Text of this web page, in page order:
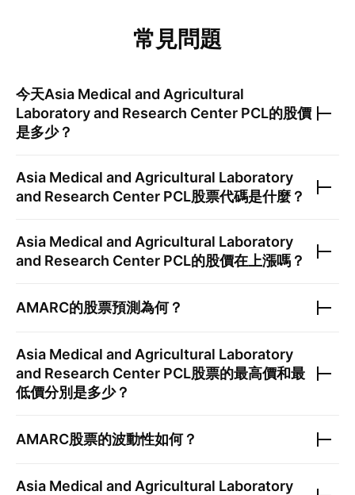
常見問題
今天Asia Medical and Agricultural
Laboratory and Research Center PCL的股價
是多少？
Asia Medical and Agricultural Laboratory
and Research Center PCL股票代碼是什麼？
Asia Medical and Agricultural Laboratory
and Research Center PCL的股價在上漲嗎？
AMARC的股票預測為何？
Asia Medical and Agricultural Laboratory
and Research Center PCL股票的最高價和最
低價分別是多少？
AMARC股票的波動性如何？
Asia Medical and Agricultural Laboratory